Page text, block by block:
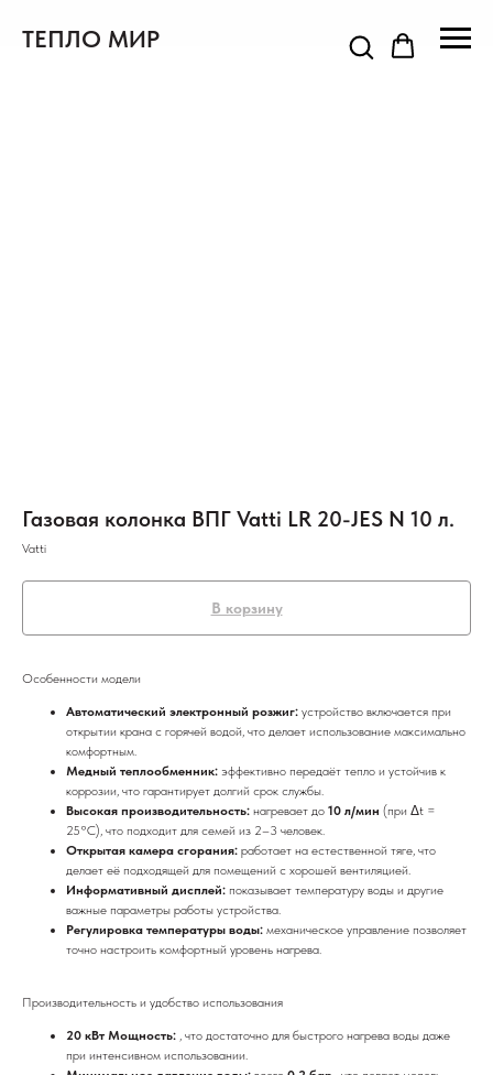
ТЕПЛО МИР
Газовая колонка ВПГ Vatti LR 20-JES N 10 л.
Vatti
В корзину
Особенности модели
Автоматический электронный розжиг: устройство включается при
открытии крана с горячей водой, что делает использование максимально
комфортным.
Медный теплообменник: эффективно передаёт тепло и устойчив к
коррозии, что гарантирует долгий срок службы.
Высокая производительность: нагревает до 10 л/мин (при Δt =
25°C), что подходит для семей из 2–3 человек.
Открытая камера сгорания: работает на естественной тяге, что
делает её подходящей для помещений с хорошей вентиляцией.
Информативный дисплей: показывает температуру воды и другие
важные параметры работы устройства.
Регулировка температуры воды: механическое управление позволяет
точно настроить комфортный уровень нагрева.
Производительность и удобство использования
20 кВт Мощность: , что достаточно для быстрого нагрева воды даже
при интенсивном использовании.